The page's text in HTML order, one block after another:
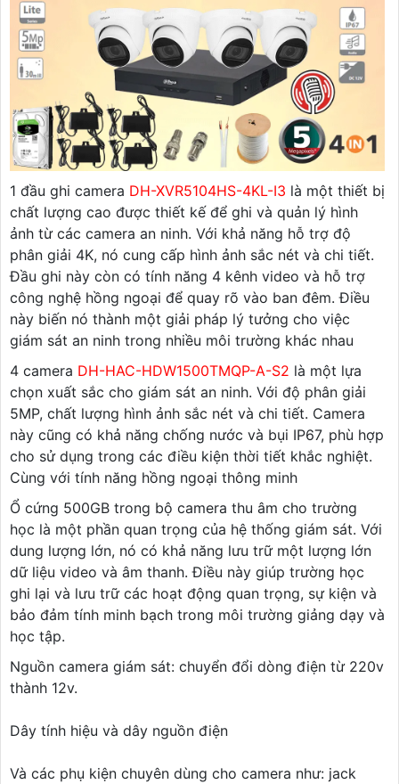
1 đầu ghi camera DH-XVR5104HS-4KL-I3 là một thiết bị
chất lượng cao được thiết kế để ghi và quản lý hình
ảnh từ các camera an ninh. Với khả năng hỗ trợ độ
phân giải 4K, nó cung cấp hình ảnh sắc nét và chi tiết.
Đầu ghi này còn có tính năng 4 kênh video và hỗ trợ
công nghệ hồng ngoại để quay rõ vào ban đêm. Điều
này biến nó thành một giải pháp lý tưởng cho việc
giám sát an ninh trong nhiều môi trường khác nhau
4 camera DH-HAC-HDW1500TMQP-A-S2 là một lựa
chọn xuất sắc cho giám sát an ninh. Với độ phân giải
5MP, chất lượng hình ảnh sắc nét và chi tiết. Camera
này cũng có khả năng chống nước và bụi IP67, phù hợp
cho sử dụng trong các điều kiện thời tiết khắc nghiệt.
Cùng với tính năng hồng ngoại thông minh
Ổ cứng 500GB trong bộ camera thu âm cho trường
học là một phần quan trọng của hệ thống giám sát. Với
dung lượng lớn, nó có khả năng lưu trữ một lượng lớn
dữ liệu video và âm thanh. Điều này giúp trường học
ghi lại và lưu trữ các hoạt động quan trọng, sự kiện và
bảo đảm tính minh bạch trong môi trường giảng dạy và
học tập.
Nguồn camera giám sát: chuyển đổi dòng điện từ 220v
thành 12v.
Dây tính hiệu và dây nguồn điện
Và các phụ kiện chuyên dùng cho camera như: jack